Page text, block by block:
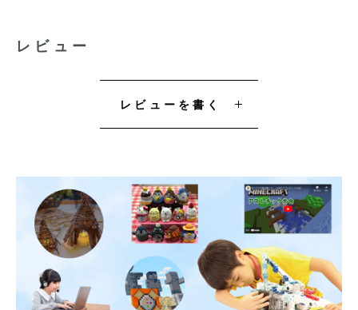
レビュー
レビューを書く